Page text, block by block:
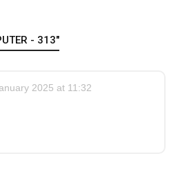
- 313"
2025 at 11:32